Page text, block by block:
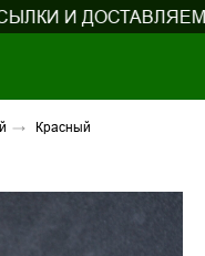
И ДОСТАВЛЯЕМ В
→ Красный